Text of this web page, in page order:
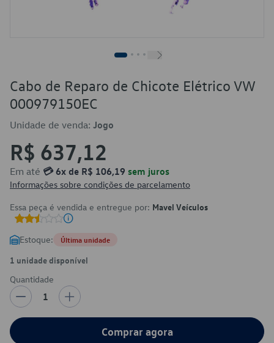
Cabo de Reparo de Chicote Elétrico VW
000979150EC
Unidade de venda: Jogo
R$ 637,12
Em até 💳 6x de R$ 106,19 sem juros
Informações sobre condições de parcelamento
Essa peça é vendida e entregue por: Mavel Veículos
Estoque: Última unidade
1 unidade disponível
Quantidade
1
Comprar agora